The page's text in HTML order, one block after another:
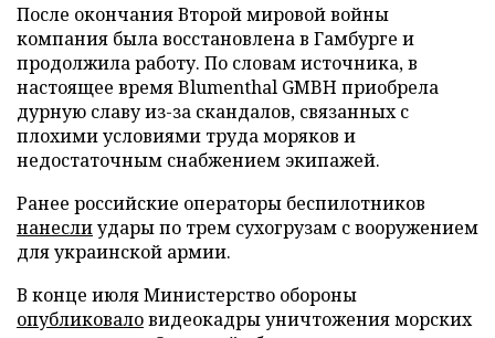
После окончания Второй мировой войны
компания была восстановлена в Гамбурге и
продолжила работу. По словам источника, в
настоящее время Blumenthal GMBH приобрела
дурную славу из-за скандалов, связанных с
плохими условиями труда моряков и
недостаточным снабжением экипажей.
Ранее российские операторы беспилотников
нанеслиудары по трем сухогрузам с вооружением
для украинской армии.
В конце июля Министерство обороны
опубликоваловидеокадры уничтожения морских